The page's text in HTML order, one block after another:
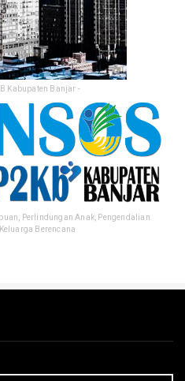
Kabupaten Banjar -
Perlindungan Anak, Pengendalian
Berencana